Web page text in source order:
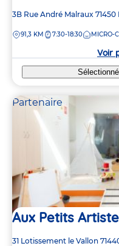
Adresse
la
3B Rue André Malraux 71450
DISTANCE
91,3 KM 7:30-18:30 MICRO-
Voir
Partenaire
Aux Petits
Adresse
31 Lotissement le Vallon